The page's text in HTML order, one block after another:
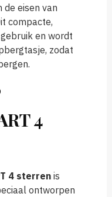
de eisen van
compacte,
en wordt
zodat
4
4 sterrenis
ontworpen